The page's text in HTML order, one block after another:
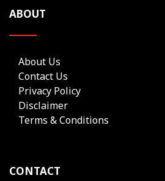
ABOUT
About Us
Contact Us
Privacy Policy
Disclaimer
Terms & Conditions
CONTACT